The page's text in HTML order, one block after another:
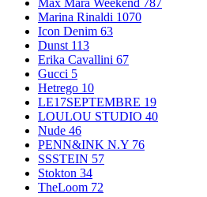
Max Mara Weekend 787
Marina Rinaldi 1070
Icon Denim 63
Dunst 113
Erika Cavallini 67
Gucci 5
Hetrego 10
LE17SEPTEMBRE 19
LOULOU STUDIO 40
Nude 46
PENN&INK N.Y 76
SSSTEIN 57
Stokton 34
TheLoom 72